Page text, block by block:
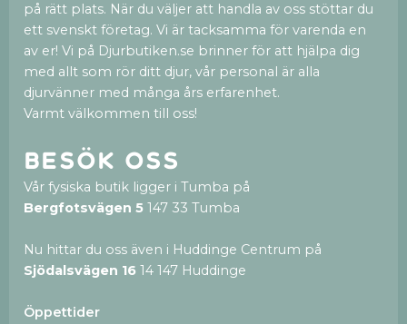
på rätt plats. När du väljer att handla av oss stöttar du
ett svenskt företag. Vi är tacksamma för varenda en
av er! Vi på Djurbutiken.se brinner för att hjälpa dig
med allt som rör ditt djur, vår personal är alla
djurvänner med många års erfarenhet.
Varmt välkommen till oss!
Besök oss
Vår fysiska butik ligger i Tumba på
Bergfotsvägen 5 147 33 Tumba
Nu hittar du oss även i Huddinge Centrum på
Sjödalsvägen 16 14 147 Huddinge
Öppettider